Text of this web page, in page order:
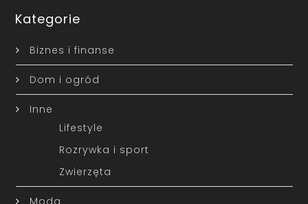
Kategorie
Biznes i finanse
Dom i ogród
Inne
Lifestyle
Rozrywka i sport
Zwierzęta
Moda